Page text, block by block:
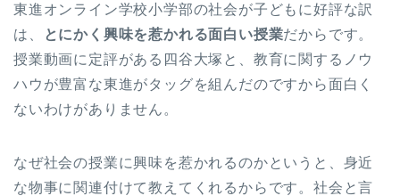
東進オンライン学校小学部の社会が子どもに好評な訳
は、
とにかく興味を惹かれる面白い授業だからです。
授業動画に定評がある四谷大塚と、教育に関するノウ
ハウが豊富な東進がタッグを組んだのですから面白く
ないわけがありません。
なぜ社会の授業に興味を惹かれるのかというと、身近
な物事に関連付けて教えてくれるからです。社会と言